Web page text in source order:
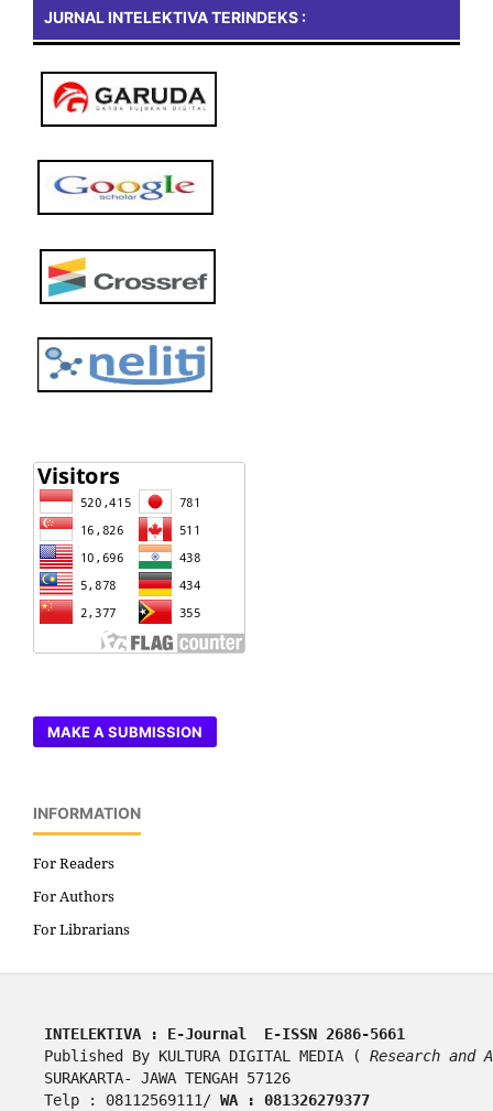
JURNAL INTELEKTIVA TERINDEKS :
MAKE A SUBMISSION
INFORMATION
For Readers
For Authors
For Librarians
INTELEKTIVA : E-Journal  E-ISSN 2686-5661
Published By KULTURA DIGITAL MEDIA ( Research and
SURAKARTA- JAWA TENGAH 57126
Telp : 08112569111/ WA : 081326279377